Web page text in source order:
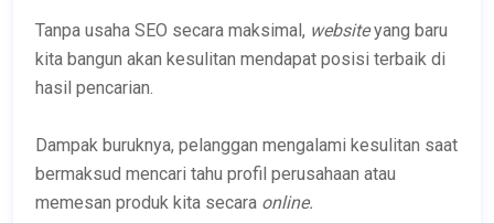
Tanpa usaha SEO secara maksimal, websiteyang baru
kita bangun akan kesulitan mendapat posisi terbaik di
hasil pencarian.
Dampak buruknya, pelanggan mengalami kesulitan saat
bermaksud mencari tahu profil perusahaan atau
memesan produk kita secara online.